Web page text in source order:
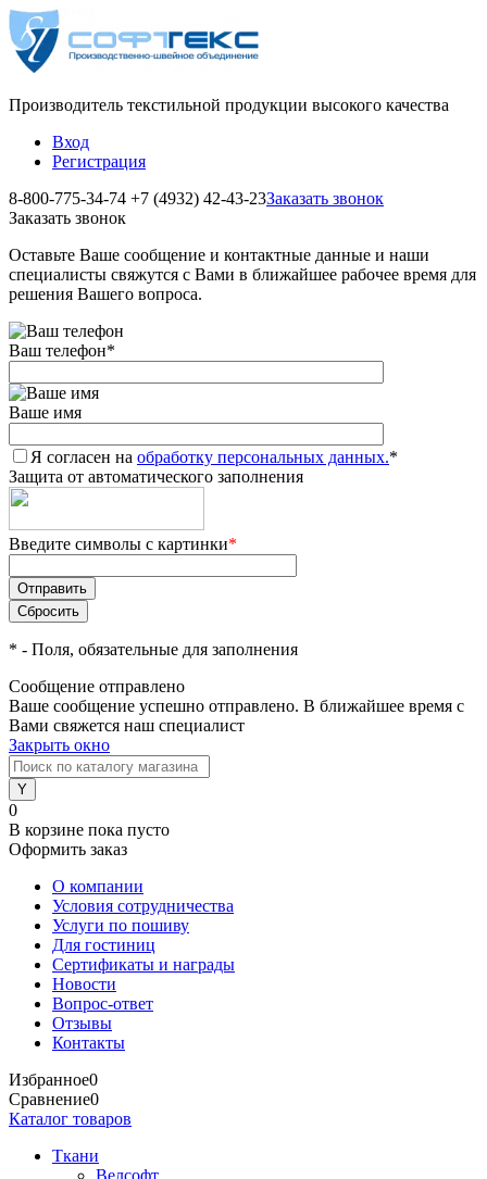
Производитель текстильной продукции высокого качества
Вход
Регистрация
8-800-775-34-74 +7 (4932) 42-43-23Заказать звонок
Заказать звонок
Оставьте Ваше сообщение и контактные данные и наши
специалисты свяжутся с Вами в ближайшее рабочее время для
решения Вашего вопроса.
Ваш телефон*
Ваше имя
Я согласен на обработку персональных данных.*
Защита от автоматического заполнения
Введите символы с картинки*
* - Поля, обязательные для заполнения
Сообщение отправлено
Ваше сообщение успешно отправлено. В ближайшее время с
Вами свяжется наш специалист
Закрыть окно
0
В корзине пока пусто
Оформить заказ
О компании
Условия сотрудничества
Услуги по пошиву
Для гостиниц
Сертификаты и награды
Новости
Вопрос-ответ
Отзывы
Контакты
Избранное0
Сравнение0
Каталог товаров
Ткани
Велсофт